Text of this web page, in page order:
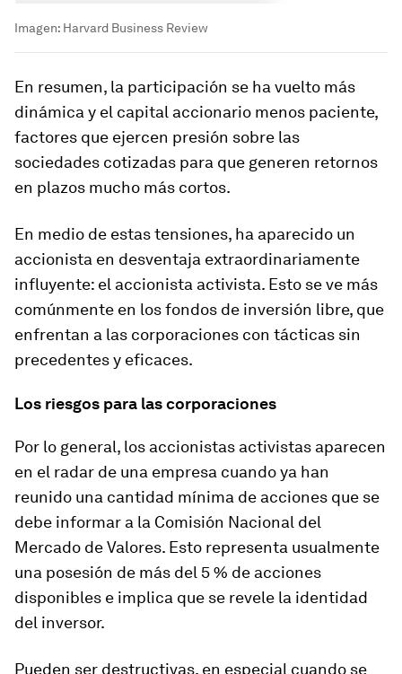
Imagen: Harvard Business Review
En resumen, la participación se ha vuelto más
dinámica y el capital accionario menos paciente,
factores que ejercen presión sobre las
sociedades cotizadas para que generen retornos
en plazos mucho más cortos.
En medio de estas tensiones, ha aparecido un
accionista en desventaja extraordinariamente
influyente: el accionista activista. Esto se ve más
comúnmente en los fondos de inversión libre, que
enfrentan a las corporaciones con tácticas sin
precedentes y eficaces.
Los riesgos para las corporaciones
Por lo general, los accionistas activistas aparecen
en el radar de una empresa cuando ya han
reunido una cantidad mínima de acciones que se
debe informar a la Comisión Nacional del
Mercado de Valores. Esto representa usualmente
una posesión de más del 5 % de acciones
disponibles e implica que se revele la identidad
del inversor.
Pueden ser destructivas, en especial cuando se